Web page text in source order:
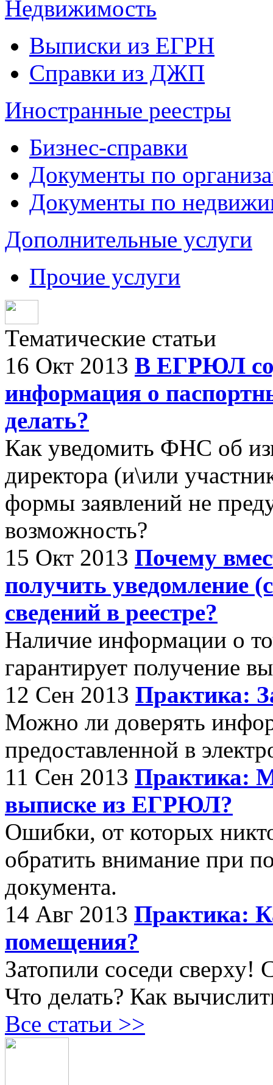
Недвижимость
Выписки из ЕГРН
Справки из ДЖП
Иностранные реестры
Бизнес-справки
Документы по
Документы по
Дополнительные услуги
Прочие услуги
Тематические статьи
16 Окт 2013 В ЕГРЮЛ
информация о
делать?
Как уведомить ФНС об
директора (и\или
формы заявлений не
возможность?
15 Окт 2013 Почему
получить уведомление
сведений в реестре?
Наличие информации о
гарантирует получение
12 Сен 2013 Практика:
Можно ли доверять
предоставленной в
11 Сен 2013 Практика:
выписке из ЕГРЮЛ?
Ошибки, от которых
обратить внимание при
документа.
14 Авг 2013 Практика:
помещения?
Затопили соседи сверху!
Что делать? Как
Все статьи >>